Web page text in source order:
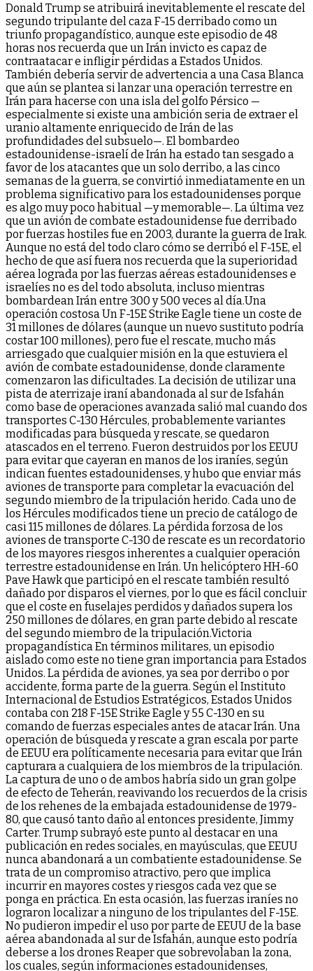
Donald Trump se atribuirá inevitablemente el rescate del
segundo tripulante del caza F-15 derribado como un
triunfo propagandístico, aunque este episodio de 48
horas nos recuerda que un Irán invicto es capaz de
contraatacar e infligir pérdidas a Estados Unidos.
También debería servir de advertencia a una Casa Blanca
que aún se plantea si lanzar una operación terrestre en
Irán para hacerse con una isla del golfo Pérsico —
especialmente si existe una ambición seria de extraer el
uranio altamente enriquecido de Irán de las
profundidades del subsuelo—. El bombardeo
estadounidense-israelí de Irán ha estado tan sesgado a
favor de los atacantes que un solo derribo, a las cinco
semanas de la guerra, se convirtió inmediatamente en un
problema significativo para los estadounidenses porque
es algo muy poco habitual —y memorable—. La última vez
que un avión de combate estadounidense fue derribado
por fuerzas hostiles fue en 2003, durante la guerra de Irak.
Aunque no está del todo claro cómo se derribó el F-15E, el
hecho de que así fuera nos recuerda que la superioridad
aérea lograda por las fuerzas aéreas estadounidenses e
israelíes no es del todo absoluta, incluso mientras
bombardean Irán entre 300 y 500 veces al día.Una
operación costosa Un F-15E Strike Eagle tiene un coste de
31 millones de dólares (aunque un nuevo sustituto podría
costar 100 millones), pero fue el rescate, mucho más
arriesgado que cualquier misión en la que estuviera el
avión de combate estadounidense, donde claramente
comenzaron las dificultades. La decisión de utilizar una
pista de aterrizaje iraní abandonada al sur de Isfahán
como base de operaciones avanzada salió mal cuando dos
transportes C-130 Hércules, probablemente variantes
modificadas para búsqueda y rescate, se quedaron
atascados en el terreno. Fueron destruidos por los EEUU
para evitar que cayeran en manos de los iraníes, según
indican fuentes estadounidenses, y hubo que enviar más
aviones de transporte para completar la evacuación del
segundo miembro de la tripulación herido. Cada uno de
los Hércules modificados tiene un precio de catálogo de
casi 115 millones de dólares. La pérdida forzosa de los
aviones de transporte C-130 de rescate es un recordatorio
de los mayores riesgos inherentes a cualquier operación
terrestre estadounidense en Irán. Un helicóptero HH-60
Pave Hawk que participó en el rescate también resultó
dañado por disparos el viernes, por lo que es fácil concluir
que el coste en fuselajes perdidos y dañados supera los
250 millones de dólares, en gran parte debido al rescate
del segundo miembro de la tripulación.Victoria
propagandística En términos militares, un episodio
aislado como este no tiene gran importancia para Estados
Unidos. La pérdida de aviones, ya sea por derribo o por
accidente, forma parte de la guerra. Según el Instituto
Internacional de Estudios Estratégicos, Estados Unidos
contaba con 218 F-15E Strike Eagle y 55 C-130 en su
comando de fuerzas especiales antes de atacar Irán. Una
operación de búsqueda y rescate a gran escala por parte
de EEUU era políticamente necesaria para evitar que Irán
capturara a cualquiera de los miembros de la tripulación.
La captura de uno o de ambos habría sido un gran golpe
de efecto de Teherán, reavivando los recuerdos de la crisis
de los rehenes de la embajada estadounidense de 1979-
80, que causó tanto daño al entonces presidente, Jimmy
Carter. Trump subrayó este punto al destacar en una
publicación en redes sociales, en mayúsculas, que EEUU
nunca abandonará a un combatiente estadounidense. Se
trata de un compromiso atractivo, pero que implica
incurrir en mayores costes y riesgos cada vez que se
ponga en práctica. En esta ocasión, las fuerzas iraníes no
lograron localizar a ninguno de los tripulantes del F-15E.
No pudieron impedir el uso por parte de EEUU de la base
aérea abandonada al sur de Isfahán, aunque esto podría
deberse a los drones Reaper que sobrevolaban la zona,
los cuales, según informaciones estadounidenses,